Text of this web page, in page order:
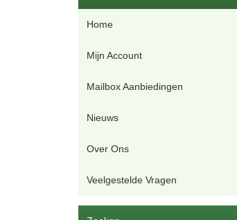
Home
Mijn Account
Mailbox Aanbiedingen
Nieuws
Over Ons
Veelgestelde Vragen